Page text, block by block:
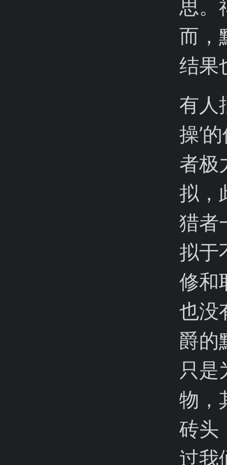
思。
而，
结果
有人
操’
者极
拟，
猎者
拟于
修和
也没
爵的
只是
物，
砖头
过我